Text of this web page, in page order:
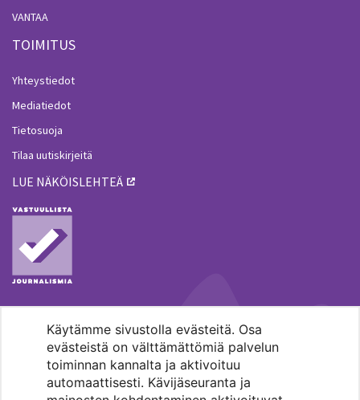
Käytämme sivustolla evästeitä. Osa
evästeistä on välttämättömiä palvelun
toiminnan kannalta ja aktivoituu
automaattisesti. Kävijäseuranta ja
VANTAA
TOIMITUS
Yhteystiedot
Mediatiedot
Tietosuoja
Tilaa uutiskirjeitä
LUE NÄKÖISLEHTEÄ
MENOHAKU